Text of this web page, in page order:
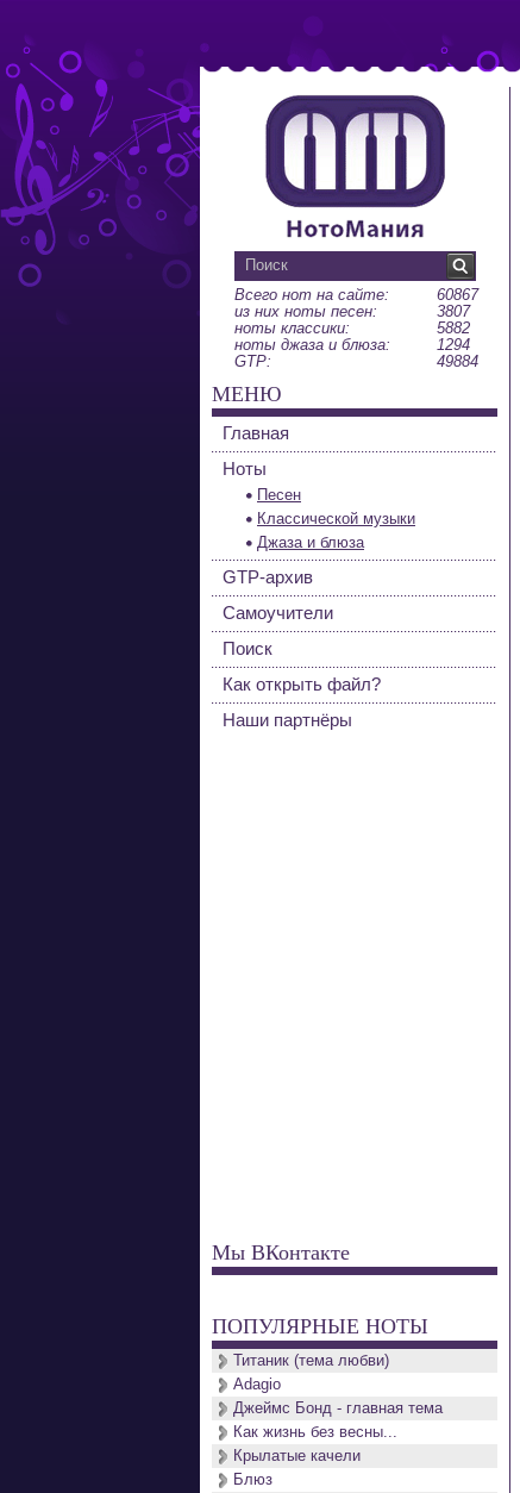
Всего нот на сайте:
60867
из них ноты песен:
3807
ноты классики:
5882
ноты джаза и блюза:
1294
GTP:
49884
МЕНЮ
Главная
Ноты
Песен
Классической музыки
Джаза и блюза
GTP-архив
Самоучители
Поиск
Как открыть файл?
Наши партнёры
Мы ВКонтакте
ПОПУЛЯРНЫЕ НОТЫ
Титаник (тема любви)
Adagio
Джеймс Бонд - главная тема
Как жизнь без весны...
Крылатые качели
Блюз